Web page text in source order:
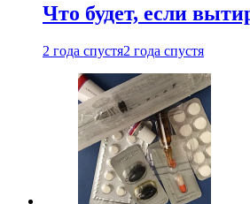
Что будет, если
2 года спустя2 года спустя